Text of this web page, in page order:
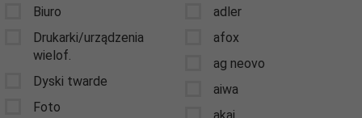
Biuro
Drukarki/urządzenia
wielof.
Dyski twarde
Foto
adler
afox
ag neovo
aiwa